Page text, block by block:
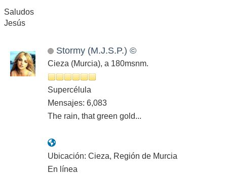
Saludos
Jesús
Stormy (M.J.S.P.) ©
Cieza (Murcia), a 180msnm.
Supercélula
Mensajes: 6,083
The rain, that green gold...
Ubicación: Cieza, Región de Murcia
En línea